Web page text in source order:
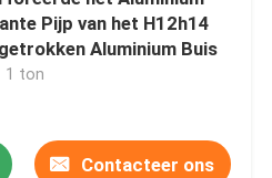
Pijp van het H12h14
Aluminium Buis
1 ton
Contacteer ons